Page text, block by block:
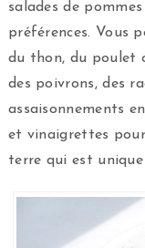
salades de
préférences. Vous
du thon, du poulet
des poivrons, des
assaisonnements
et vinaigrettes
terre qui est unique